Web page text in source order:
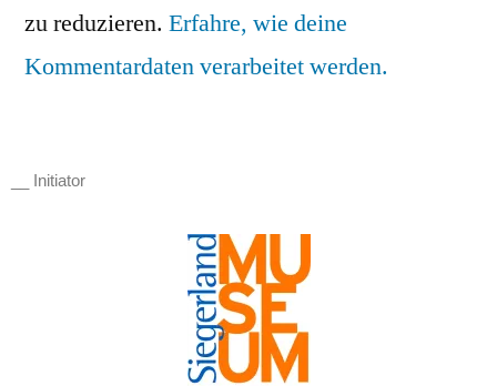
zu reduzieren. Erfahre, wie deine
Kommentardaten verarbeitet werden.
__ Initiator